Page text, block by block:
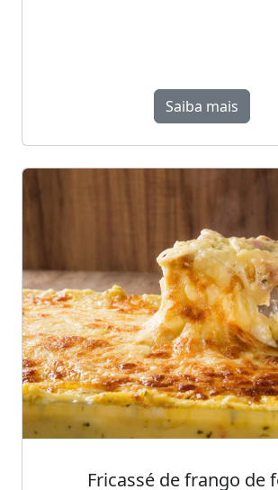
Saiba mais
Fricassé de frango de